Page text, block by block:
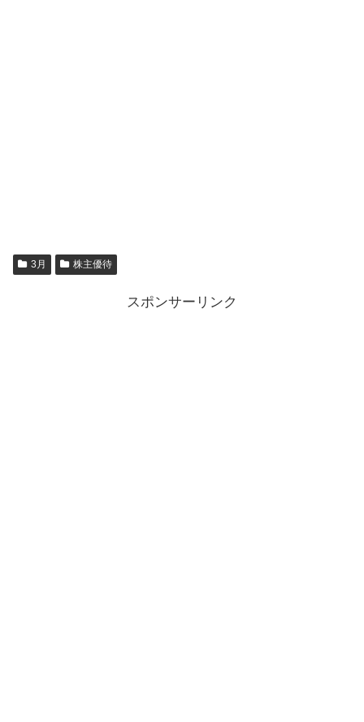
3月 株主優待
スポンサーリンク